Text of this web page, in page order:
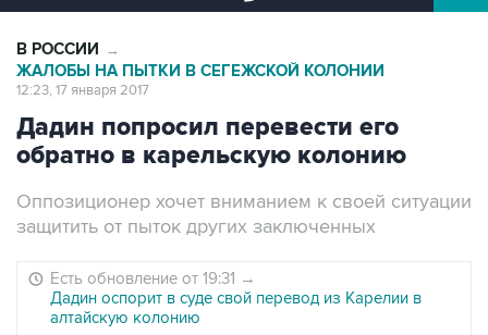
В РОССИИ →
ЖАЛОБЫ НА ПЫТКИ В СЕГЕЖСКОЙ КОЛОНИИ
12:23, 17 января 2017
Дадин попросил перевести его
обратно в карельскую колонию
Оппозиционер хочет вниманием к своей ситуации
защитить от пыток других заключенных
Есть обновление от 19:31 →
Дадин оспорит в суде свой перевод из Карелии в
алтайскую колонию